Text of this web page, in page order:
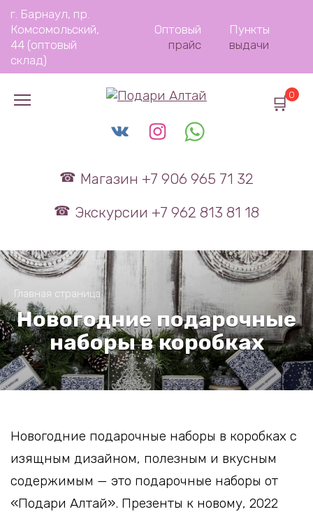
Перейти
содержанию
г. Барнаул, пр.
Комсомольский,
44 (оптовый
склад)
Оптовый
прайс
Пункты
выдачи
Магазин +7 906 965 71 32
Экскурсии +7 962 813 81 18
0
Главная страница
Новогодние подарочные
наборы в коробках
Новогодние подарочные наборы в коробках с
изящным дизайном, полезным и вкусным
содержимым — это подарочные наборы от
«Подари Алтай». Презенты к новому, 2022